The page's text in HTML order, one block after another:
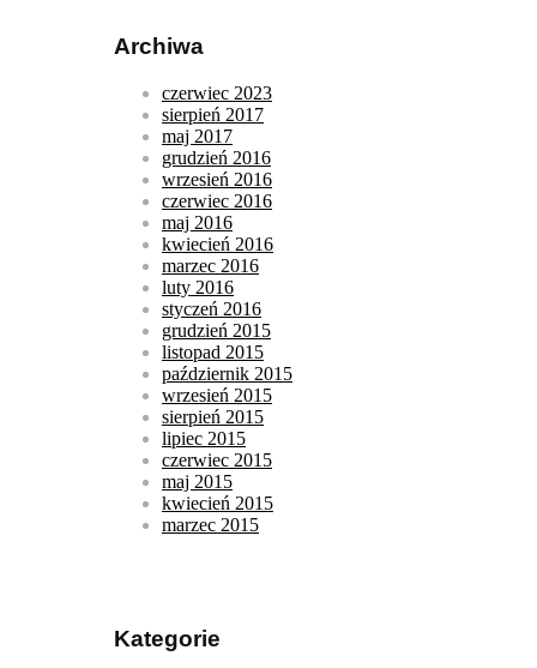
Archiwa
czerwiec 2023
sierpień 2017
maj 2017
grudzień 2016
wrzesień 2016
czerwiec 2016
maj 2016
kwiecień 2016
marzec 2016
luty 2016
styczeń 2016
grudzień 2015
listopad 2015
październik 2015
wrzesień 2015
sierpień 2015
lipiec 2015
czerwiec 2015
maj 2015
kwiecień 2015
marzec 2015
Kategorie